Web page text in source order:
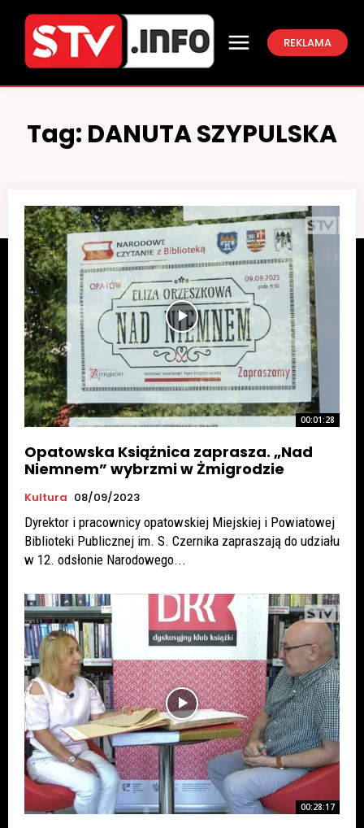
REKLAMA
Tag: DANUTA SZYPULSKA
00:01:28
Opatowska Książnica zaprasza. „Nad
Niemnem” wybrzmi w Żmigrodzie
Kultura 08/09/2023
Dyrektor i pracownicy opatowskiej Miejskiej i Powiatowej
Biblioteki Publicznej im. S. Czernika zapraszają do udziału
w 12. odsłonie Narodowego...
00:28:17